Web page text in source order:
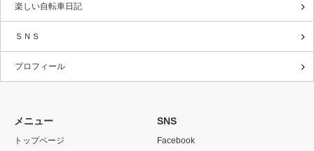
楽しい自転車日記
ＳＮＳ
プロフィール
メニュー
トップページ
SNS
Facebook